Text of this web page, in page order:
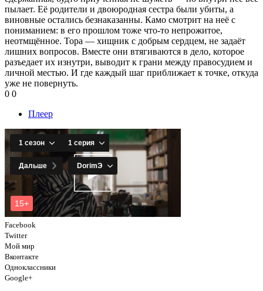
пылает. Её родители и двоюродная сестра были убиты, а
виновные остались безнаказанны. Камо смотрит на неё с
пониманием: в его прошлом тоже что-то непрожитое,
неотмщённое. Тора — хищник с добрым сердцем, не задаёт
лишних вопросов. Вместе они втягиваются в дело, которое
разъедает их изнутри, выводит к грани между правосудием и
личной местью. И где каждый шаг приближает к точке, откуда
уже не повернуть.
0 0
Плеер
Facebook
Twitter
Мой мир
Вконтакте
Одноклассники
Google+